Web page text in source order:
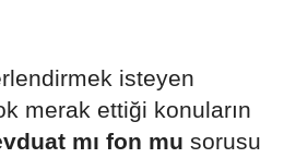
isteyen
merak ettiği konuların
mı fon mu sorusu